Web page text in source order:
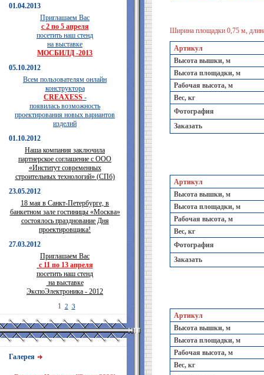
01.04.2013
Приглашаем Вас
с 2 по 5 апреля
посетить наш стенд
на выставке
МОСБИЛД -2013
05.10.2012
Всем пользователям онлайн
конструктора
CREAXESS-
появилась возможность
проектирования новых вариантов
изделий
01.10.2012
Наша компания заключила
партнерское соглашение с ООО
«Институт современных
строительных технологий» (СПб)
23.05.2012
18 мая в Санкт-Петербурге, в
банкетном зале гостиницы «Москва»
состоялось празднование Дня
проектировщика!
27.03.2012
Приглашаем Вас
с 11 по 13 апреля
посетить наш стенд
на выставке
ЭкспоЭлектроника - 2012
1 2 3
Галерея
Ширина площадки 0,75 м,
Артикул
Высота вышки, м
Высота площадки, м
Рабочая высота, м
Вес, кг
Фотография
Заказать
Артикул
Высота вышки, м
Высота площадки, м
Рабочая высота, м
Вес, кг
Фотография
Заказать
Артикул
Высота вышки, м
Высота площадки, м
Рабочая высота, м
Вес, кг